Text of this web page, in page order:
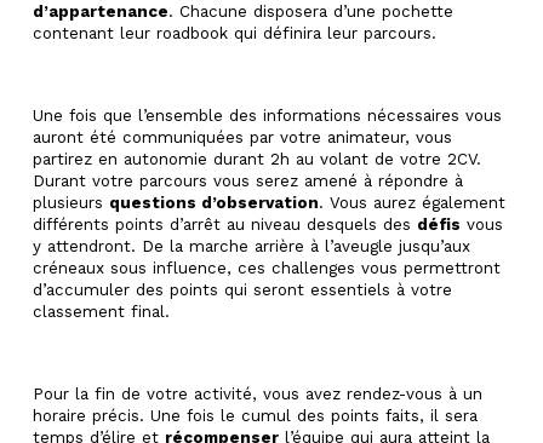
d’appartenance. Chacune disposera d’une pochette
contenant leur roadbook qui définira leur parcours.
Une fois que l’ensemble des informations nécessaires vous
auront été communiquées par votre animateur, vous
partirez en autonomie durant 2h au volant de votre 2CV.
Durant votre parcours vous serez amené à répondre à
plusieurs questions d’observation. Vous aurez également
différents points d’arrêt au niveau desquels des défis vous
y attendront. De la marche arrière à l’aveugle jusqu’aux
créneaux sous influence, ces challenges vous permettront
d’accumuler des points qui seront essentiels à votre
classement final.
Pour la fin de votre activité, vous avez rendez-vous à un
horaire précis. Une fois le cumul des points faits, il sera
temps d’élire et récompenser l’équipe qui aura atteint la